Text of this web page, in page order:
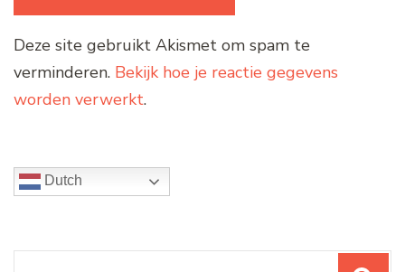
Deze site gebruikt Akismet om spam te
verminderen. Bekijk hoe je reactie gegevens
worden verwerkt.
Dutch